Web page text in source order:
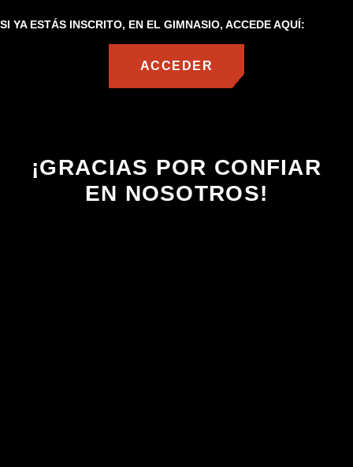
SI YA ESTÁS INSCRITO, EN EL GIMNASIO, ACCEDE AQUÍ:
ACCEDER
¡GRACIAS POR CONFIAR
EN NOSOTROS!